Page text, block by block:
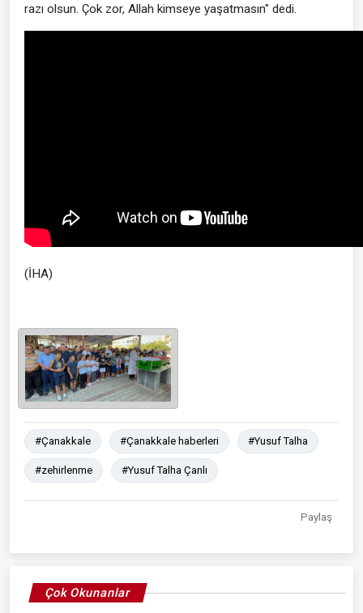
razı olsun. Çok zor, Allah kimseye yaşatmasın" dedi.
(İHA)
#Çanakkale #Çanakkale haberleri #Yusuf Talha
#zehirlenme #Yusuf Talha Çanlı
Paylaş
Çok Okunanlar